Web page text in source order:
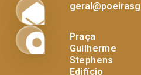
Praça
Guilherme
Stephens
Edifício